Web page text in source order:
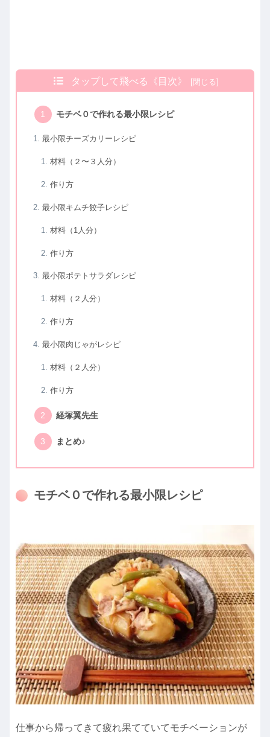
タップして飛べる《目次》
モチベ０で作れる最小限レシピ
最小限チーズカリーレシピ
材料（２〜３人分）
作り方
最小限キムチ餃子レシピ
材料（1人分）
作り方
最小限ポテトサラダレシピ
材料（２人分）
作り方
最小限肉じゃがレシピ
材料（２人分）
作り方
経塚翼先生
まとめ♪
モチベ０で作れる最小限レシピ
仕事から帰ってきて疲れ果てていてモチベーションが